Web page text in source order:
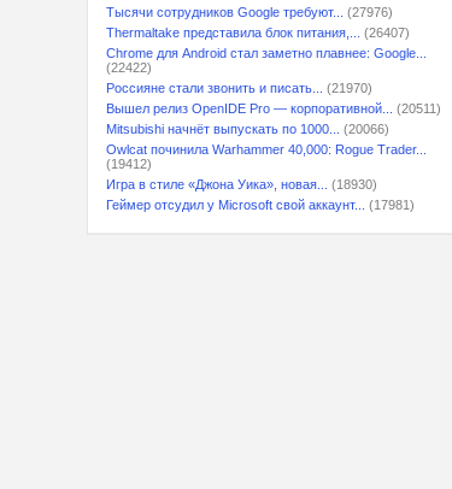
Тысячи сотрудников Google требуют...
(27976)
Thermaltake представила блок питания,...
(26407)
Chrome для Android стал заметно плавнее: Google...
(22422)
Россияне стали звонить и писать...
(21970)
Вышел релиз OpenIDE Pro — корпоративной...
(20511)
Mitsubishi начнёт выпускать по 1000...
(20066)
Owlcat починила Warhammer 40,000: Rogue Trader...
(19412)
Игра в стиле «Джона Уика», новая...
(18930)
Геймер отсудил у Microsoft свой аккаунт...
(17981)